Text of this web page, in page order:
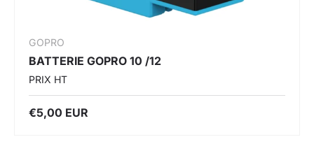
GOPRO
BATTERIE GOPRO 10 /12
PRIX HT
€5,00 EUR